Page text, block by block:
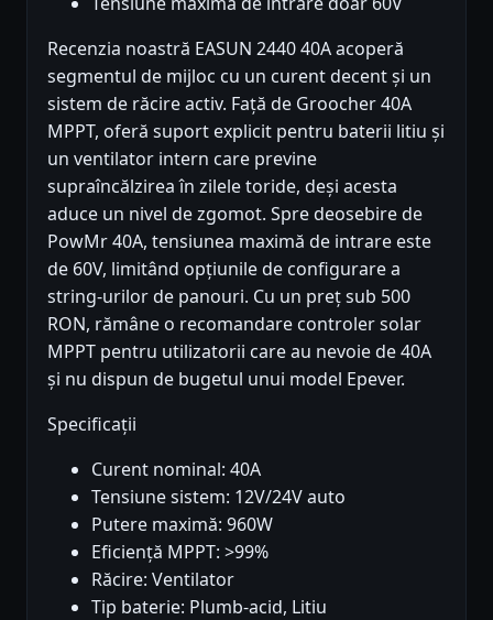
Recenzia noastră EASUN 2440 40A acoperă
segmentul de mijloc cu un curent decent și un
sistem de răcire activ. Față de Groocher 40A
MPPT, oferă suport explicit pentru baterii litiu și
un ventilator intern care previne
supraîncălzirea în zilele toride, deși acesta
aduce un nivel de zgomot. Spre deosebire de
PowMr 40A, tensiunea maximă de intrare este
de 60V, limitând opțiunile de configurare a
string-urilor de panouri. Cu un preț sub 500
RON, rămâne o recomandare controler solar
MPPT pentru utilizatorii care au nevoie de 40A
și nu dispun de bugetul unui model Epever.
Specificații
Curent nominal: 40A
Tensiune sistem: 12V/24V auto
Putere maximă: 960W
Eficiență MPPT: >99%
Răcire: Ventilator
Tip baterie: Plumb-acid, Litiu